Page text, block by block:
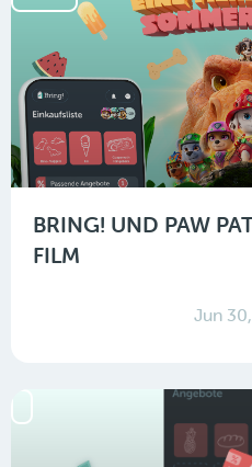
BRING! UND PAW
FILM
Jun